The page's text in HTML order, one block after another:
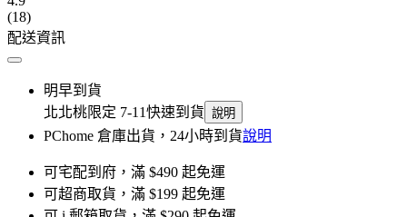
(18)
配送資訊
明早到貨
北北桃限定 7-11快速到貨 說明
PChome 倉庫出貨，24小時到貨說明
可宅配到府，滿 $490 起免運
可超商取貨，滿 $199 起免運